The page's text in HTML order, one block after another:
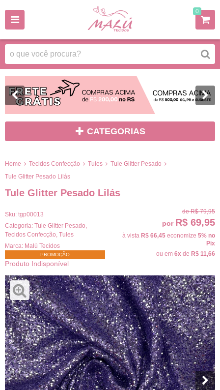
0
CATEGORIAS
Home Tecidos Confecção Tules
Tule Glitter Pesado
Tule Glitter Pesado Lilás
Tule Glitter Pesado Lilás
Sku: tgp00013
Categoria: Tule Glitter Pesado
Tecidos Confecção Tules
Marca: Malú Tecidos
PROMOÇÃO
Produto Indisponível
de R$ 79,95
por R$ 69,95
à vista R$ 66,45 economize 5% no
Pix
ou em 6x de R$ 11,66